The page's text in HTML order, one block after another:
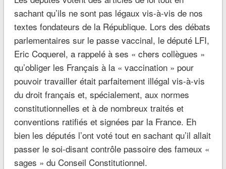
sachant qu’ils ne sont pas légaux vis-à-vis de nos
textes fondateurs de la République. Lors des débats
parlementaires sur le passe vaccinal, le député LFI,
Eric Coquerel, a rappelé à ses « chers collègues »
qu’obliger les Français à la « vaccination » pour
pouvoir travailler était parfaitement illégal vis-à-vis
du droit français et, spécialement, aux normes
constitutionnelles et à de nombreux traités et
conventions ratifiés et signées par la France. Eh
bien les députés l’ont voté tout en sachant qu’il allait
passer le soi-disant contrôle passoire des fameux «
sages » du Conseil Constitutionnel.